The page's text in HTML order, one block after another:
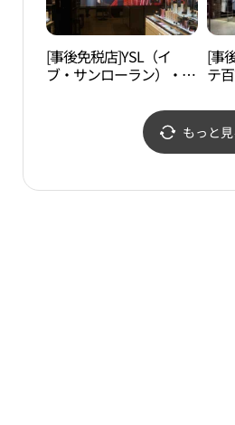
[事後免税店]YSL（イ
ブ・サンローラン）・ロ
店(입생로랑 롯데백화점
[事
テ
점)
もっと見